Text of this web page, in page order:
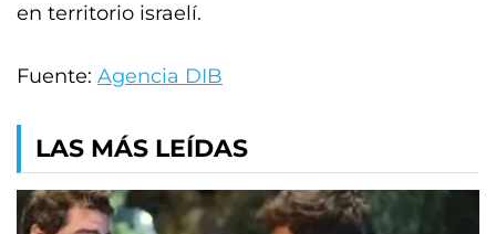
en territorio israelí.
Fuente: Agencia DIB
LAS MÁS LEÍDAS